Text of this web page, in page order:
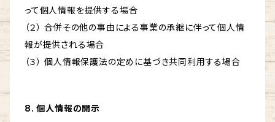
って個人情報を提供する場合
（２） 合併その他の事由による事業の承継に伴って個人情
報が提供される場合
（３） 個人情報保護法の定めに基づき共同利用する場合
8. 個人情報の開示